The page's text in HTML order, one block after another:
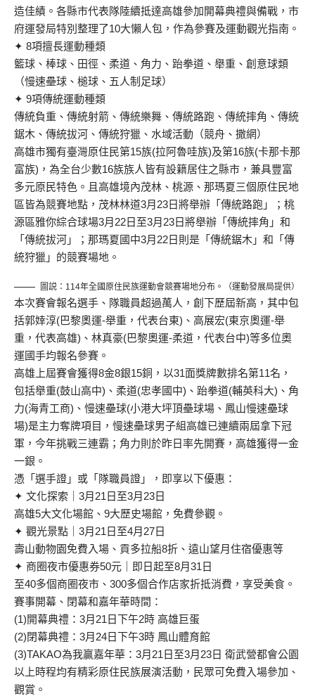
造佳績。各縣市代表隊陸續抵達高雄參加開幕典禮與備戰，市
府運發局特別整理了10大懶人包，作為參賽及運動觀光指南。
✦ 8項擅長運動種類
籃球、棒球、田徑、柔道、角力、跆拳道、舉重、創意球類
（慢速壘球、槌球、五人制足球）
✦ 9項傳統運動種類
傳統負重、傳統射箭、傳統樂舞、傳統路跑、傳統摔角、傳統
鋸木、傳統拔河、傳統狩獵、水域活動（競舟、撒網）
高雄市獨有臺灣原住民第15族(拉阿魯哇族)及第16族(卡那卡那
富族)，為全台少數16族族人皆有設籍居住之縣市，兼具豐富
多元原民特色。且高雄境內茂林、桃源、那瑪夏三個原住民地
區皆為競賽地點，茂林林道3月23日將舉辦「傳統路跑」；桃
源區雅你綜合球場3月22日至3月23日將舉辦「傳統摔角」和
「傳統拔河」；那瑪夏國中3月22日則是「傳統鋸木」和「傳
統狩獵」的競賽場地。
圖説：114年全國原住民族運動會競賽場地分布。（運動發展局提供）
本次賽會報名選手、隊職員超過萬人，創下歷屆新高，其中包
括郭婞淳(巴黎奧運-舉重，代表台東)、高展宏(東京奧運-舉
重，代表高雄)、林真豪(巴黎奧運-柔道，代表台中)等多位奧
運國手均報名參賽。
高雄上屆賽會獲得8金8銀15銅，以31面獎牌數排名第11名，
包括舉重(鼓山高中)、柔道(忠孝國中)、跆拳道(輔英科大)、角
力(海青工商)、慢速壘球(小港大坪頂壘球場、鳳山慢速壘球
場)是主力奪牌項目，慢速壘球男子組高雄已連續兩屆拿下冠
軍，今年挑戰三連霸；角力則於昨日率先開賽，高雄獲得一金
一銀。
憑「選手證」或「隊職員證」，即享以下優惠：
✦ 文化探索｜3月21日至3月23日
高雄5大文化場館、9大歷史場館，免費參觀。
✦ 觀光景點｜3月21日至4月27日
壽山動物園免費入場、貢多拉船8折、遠山望月住宿優惠等
✦ 商圈夜市優惠券50元｜即日起至8月31日
至40多個商圈夜市、300多個合作店家折抵消費，享受美食。
賽事開幕、閉幕和嘉年華時間：
(1)開幕典禮：3月21日下午2時 高雄巨蛋
(2)閉幕典禮：3月24日下午3時 鳳山體育館
(3)TAKAO為我贏嘉年華：3月21日至3月23日 衛武營都會公園
以上時程均有精彩原住民族展演活動，民眾可免費入場參加、
觀賞。